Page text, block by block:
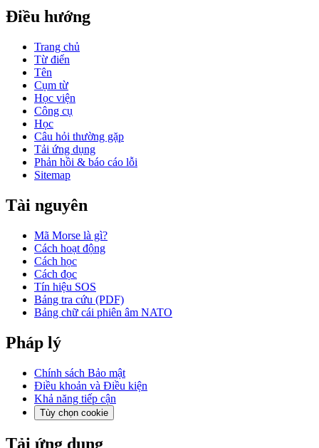
Điều hướng
Trang chủ
Từ điển
Tên
Cụm từ
Học viện
Công cụ
Học
Câu hỏi thường gặp
Tải ứng dụng
Phản hồi & báo cáo lỗi
Sitemap
Tài nguyên
Mã Morse là gì?
Cách hoạt động
Cách học
Cách đọc
Tín hiệu SOS
Bảng tra cứu (PDF)
Bảng chữ cái phiên âm NATO
Pháp lý
Chính sách Bảo mật
Điều khoản và Điều kiện
Khả năng tiếp cận
Tùy chọn cookie
Tải ứng dụng